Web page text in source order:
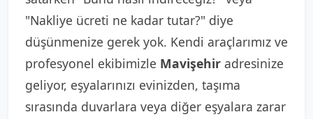
"Nakliye ücreti ne kadar tutar?" diye
düşünmenize gerek yok. Kendi araçlarımız ve
profesyonel ekibimizle Mavişehir adresinize
geliyor, eşyalarınızı evinizden, taşıma
sırasında duvarlara veya diğer eşyalara zarar